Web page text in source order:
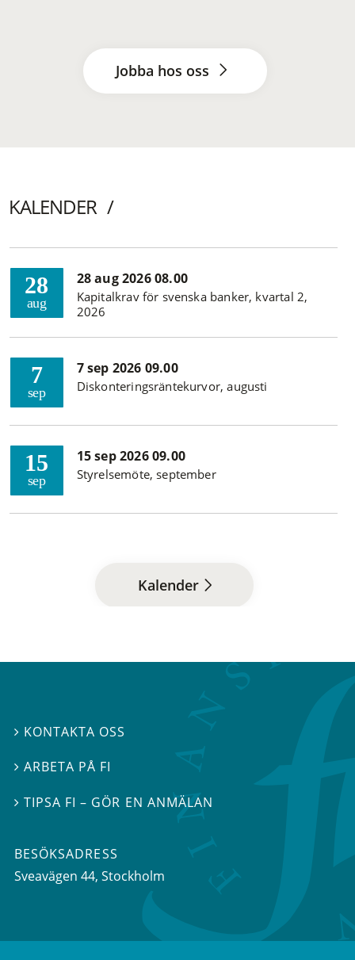
Jobba hos oss
KALENDER
28
aug
28 aug 2026 08.00
Kapitalkrav för svenska banker, kvartal 2,
2026
7
sep
7 sep 2026 09.00
Diskonteringsräntekurvor, augusti
15
sep
15 sep 2026 09.00
Styrelsemöte, september
Kalender
 KONTAKTA OSS
ARBETA PÅ FI
TIPSA FI – GÖR EN ANMÄLAN
BESÖKSADRESS
Sveavägen 44, Stockholm